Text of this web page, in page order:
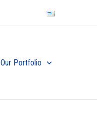
Our Portfolio